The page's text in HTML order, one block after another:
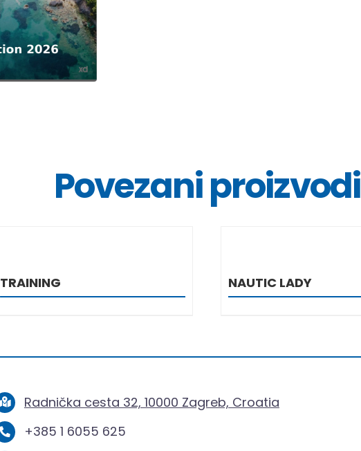
Povezani proizvodi
TRAINING NAUTIC LADY
Radnička cesta 32, 10000 Zagreb, Croatia
+385 1 6055 625